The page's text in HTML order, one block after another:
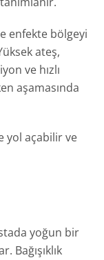
enfekte bölgeyi
ateş,
ve hızlı
aşamasında
yol açabilir ve
yoğun bir
Bağışıklık